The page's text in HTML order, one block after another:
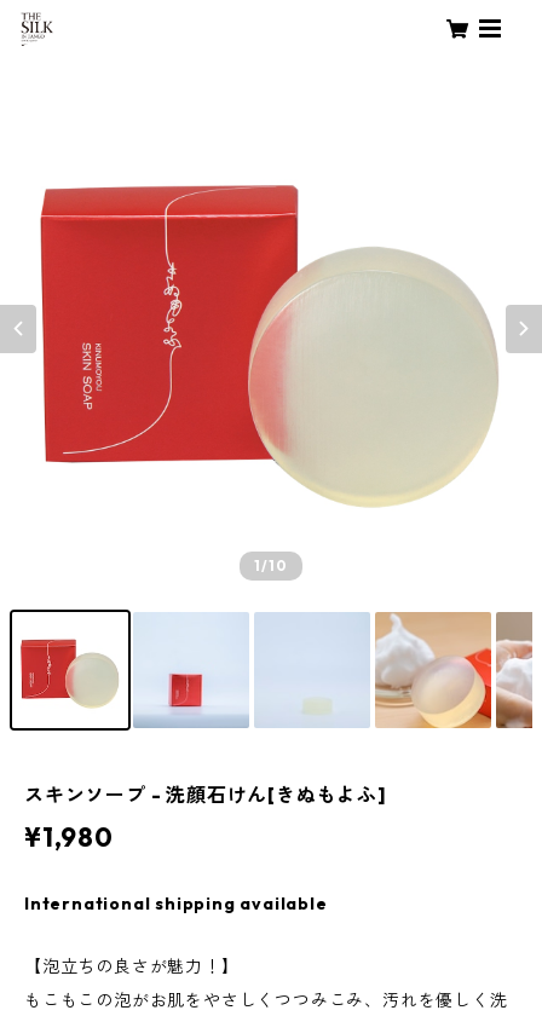
1/10
スキンソープ - 洗顔石けん[きぬもよふ]
¥1,980
International shipping available
【泡立ちの良さが魅力！】
もこもこの泡がお肌をやさしくつつみこみ、汚れを優しく洗